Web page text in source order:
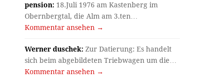
pension: 18.Juli 1976 am Kastenberg im
Obernbergtal, die Alm am 3.ten…
Kommentar ansehen →
Werner duschek: Zur Datierung: Es handelt
sich beim abgebildeten Triebwagen um die…
Kommentar ansehen →